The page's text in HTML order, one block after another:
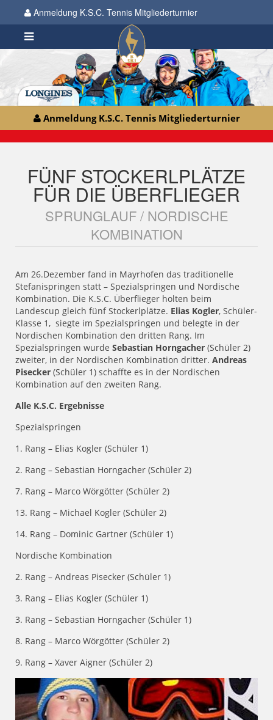
Anmeldung K.S.C. Tennis Mitgliederturnier
Anmeldung K.S.C. Tennis Mitgliederturnier
FÜNF STOCKERLPLÄTZE
FÜR DIE ÜBERFLIEGER
SPRUNGLAUF / NORDISCHE
KOMBINATION
Am 26.Dezember fand in Mayrhofen das traditionelle
Stefanispringen statt – Spezialspringen und Nordische
Kombination. Die K.S.C. Überflieger holten beim
Landescup gleich fünf Stockerlplätze. Elias Kogler, Schüler-
Klasse 1, siegte im Spezialspringen und belegte in der
Nordischen Kombination den dritten Rang. Im
Spezialspringen wurde Sebastian Horngacher (Schüler 2)
zweiter, in der Nordischen Kombination dritter. Andreas
Pisecker (Schüler 1) schaffte es in der Nordischen
Kombination auf den zweiten Rang.
Alle K.S.C. Ergebnisse
Spezialspringen
1. Rang – Elias Kogler (Schüler 1)
2. Rang – Sebastian Horngacher (Schüler 2)
7. Rang – Marco Wörgötter (Schüler 2)
13. Rang – Michael Kogler (Schüler 2)
14. Rang – Dominic Gartner (Schüler 1)
Nordische Kombination
2. Rang – Andreas Pisecker (Schüler 1)
3. Rang – Elias Kogler (Schüler 1)
3. Rang – Sebastian Horngacher (Schüler 1)
8. Rang – Marco Wörgötter (Schüler 2)
9. Rang – Xaver Aigner (Schüler 2)